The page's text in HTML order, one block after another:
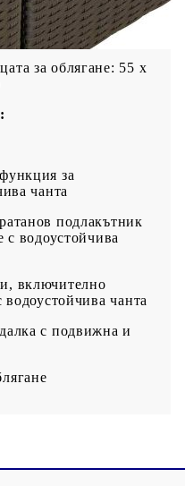
на седалката: 55
за облягане: 55 x
за
чанта
подлакътник
водоустойчива
включително
чанта
с подвижна и